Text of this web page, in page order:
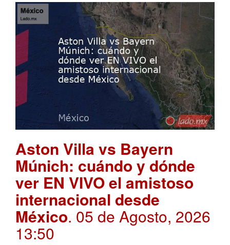
Aston Villa vs Bayern
Múnich: cuándo y dónde
ver EN VIVO el amistoso
internacional desde
México. 05 de Agosto, 2026
13:50